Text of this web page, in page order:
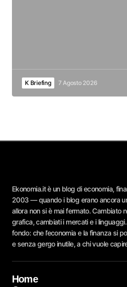
K Briefing 7 Agosto 2026
Ekonomia.it è un blog di economia,
2003 — quando i blog erano ancora
allora non si è mai fermato. Cambiato
grafica, cambiati i mercati e i
fondo: che l’economia e la finanza si
e senza gergo inutile, a chi vuole
Home